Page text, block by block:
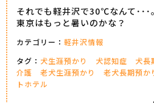
それでも軽井沢で30℃なんて･･･。
東京はもっと暑いのかな？
カテゴリー： 軽井沢情報
タグ： 犬生涯預かり 犬認知症 犬長
介護
老犬生涯預かり 老犬長期預か
トホテル